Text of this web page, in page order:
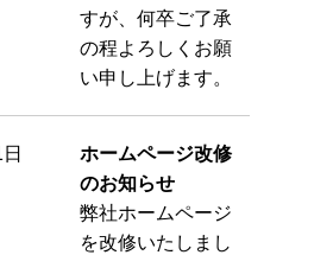
すが、何卒ご了承
の程よろしくお願
い申し上げます。
ホームページ改修
のお知らせ
弊社ホームページ
を改修いたしまし